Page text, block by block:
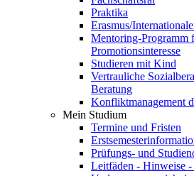
Praktika
Erasmus/
Mentoring-Programm
Promotionsinteresse
Studieren mit Kind
Vertrauliche
Beratung
Konfliktmanagement
Mein Studium
Termine und Fristen
Prüfungs- und
Leitfäden - Hinweise -